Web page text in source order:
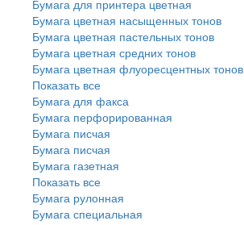
Бумага для принтера цветная
Бумага цветная насыщенных тонов
Бумага цветная пастельных тонов
Бумага цветная средних тонов
Бумага цветная флуоресцентных тонов
Показать все
Бумага для факса
Бумага перфорированная
Бумага писчая
Бумага писчая
Бумага газетная
Показать все
Бумага рулонная
Бумага специальная